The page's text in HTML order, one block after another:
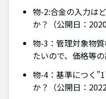
物-2:合金の入力は
か？（公開日：
物-3：管理対象物
たいので、価格等の
物-4：基準につく
か？（公開日：